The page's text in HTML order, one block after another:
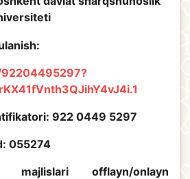
922 0449 5297
055274
majlislari offlayn/onlayn